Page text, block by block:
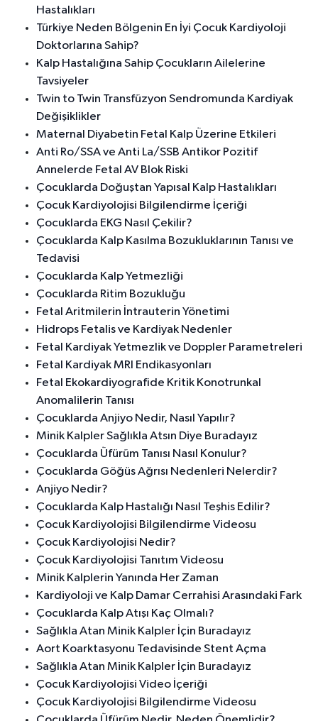
Hastalıkları
Türkiye Neden Bölgenin En İyi Çocuk Kardiyoloji
Doktorlarına Sahip?
Kalp Hastalığına Sahip Çocukların Ailelerine
Tavsiyeler
Twin to Twin Transfüzyon Sendromunda Kardiyak
Değişiklikler
Maternal Diyabetin Fetal Kalp Üzerine Etkileri
Anti Ro/SSA ve Anti La/SSB Antikor Pozitif
Annelerde Fetal AV Blok Riski
Çocuklarda Doğuştan Yapısal Kalp Hastalıkları
Çocuk Kardiyolojisi Bilgilendirme İçeriği
Çocuklarda EKG Nasıl Çekilir?
Çocuklarda Kalp Kasılma Bozukluklarının Tanısı ve
Tedavisi
Çocuklarda Kalp Yetmezliği
Çocuklarda Ritim Bozukluğu
Fetal Aritmilerin İntrauterin Yönetimi
Hidrops Fetalis ve Kardiyak Nedenler
Fetal Kardiyak Yetmezlik ve Doppler Parametreleri
Fetal Kardiyak MRI Endikasyonları
Fetal Ekokardiyografide Kritik Konotrunkal
Anomalilerin Tanısı
Çocuklarda Anjiyo Nedir, Nasıl Yapılır?
Minik Kalpler Sağlıkla Atsın Diye Buradayız
Çocuklarda Üfürüm Tanısı Nasıl Konulur?
Çocuklarda Göğüs Ağrısı Nedenleri Nelerdir?
Anjiyo Nedir?
Çocuklarda Kalp Hastalığı Nasıl Teşhis Edilir?
Çocuk Kardiyolojisi Bilgilendirme Videosu
Çocuk Kardiyolojisi Nedir?
Çocuk Kardiyolojisi Tanıtım Videosu
Minik Kalplerin Yanında Her Zaman
Kardiyoloji ve Kalp Damar Cerrahisi Arasındaki Fark
Çocuklarda Kalp Atışı Kaç Olmalı?
Sağlıkla Atan Minik Kalpler İçin Buradayız
Aort Koarktasyonu Tedavisinde Stent Açma
Sağlıkla Atan Minik Kalpler İçin Buradayız
Çocuk Kardiyolojisi Video İçeriği
Çocuk Kardiyolojisi Bilgilendirme Videosu